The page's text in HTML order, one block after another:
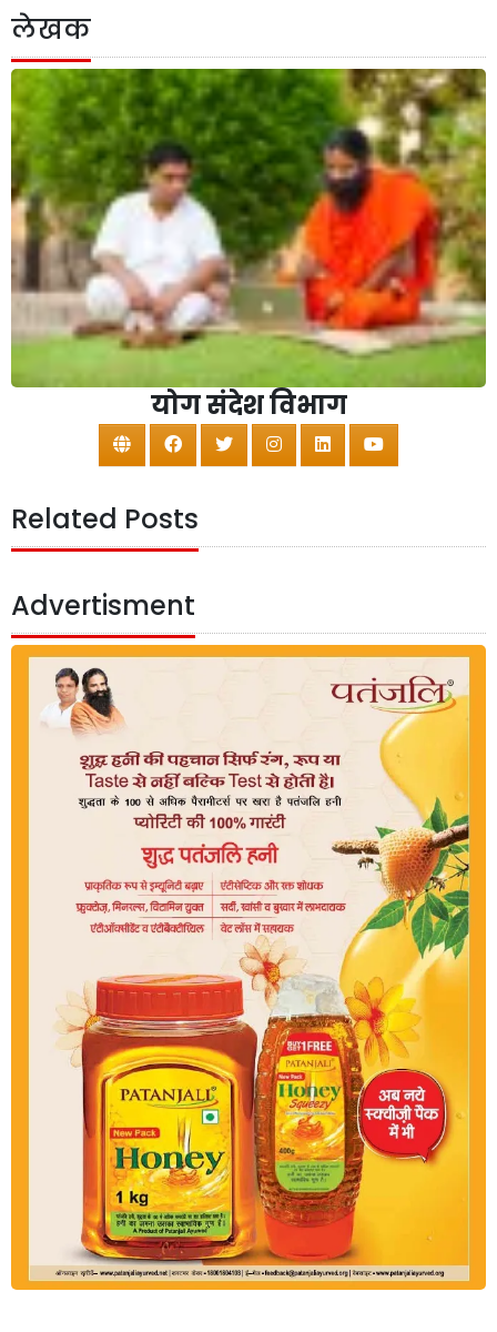
लेखक
योग संदेश विभाग
Related Posts
Advertisment